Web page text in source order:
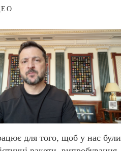
для того, щоб у нас були